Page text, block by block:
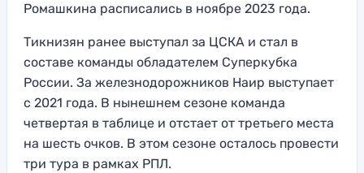
Ромашкина расписались в ноябре 2023 года.
Тикнизян ранее выступал за ЦСКА и стал в
составе команды обладателем Суперкубка
России. За железнодорожников Наир выступает
с 2021 года. В нынешнем сезоне команда
четвертая в таблице и отстает от третьего места
на шесть очков. В этом сезоне осталось провести
три тура в рамках РПЛ.